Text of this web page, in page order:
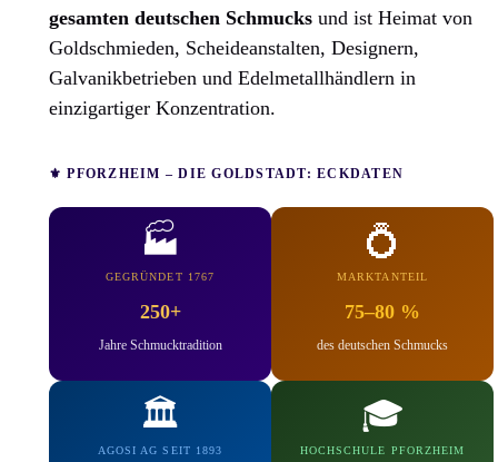
gesamten deutschen Schmucks und ist Heimat von
Goldschmieden, Scheideanstalten, Designern,
Galvanikbetrieben und Edelmetallhändlern in
einzigartiger Konzentration.
⚜️ PFORZHEIM – DIE GOLDSTADT: ECKDATEN
🏭
GEGRÜNDET 1767
250+
Jahre Schmuck­tradition
💍
MARKTANTEIL
75–80 %
des deutschen Schmucks
🏛️
AGOSI AG SEIT 1893
🎓
HOCHSCHULE PFORZHEIM